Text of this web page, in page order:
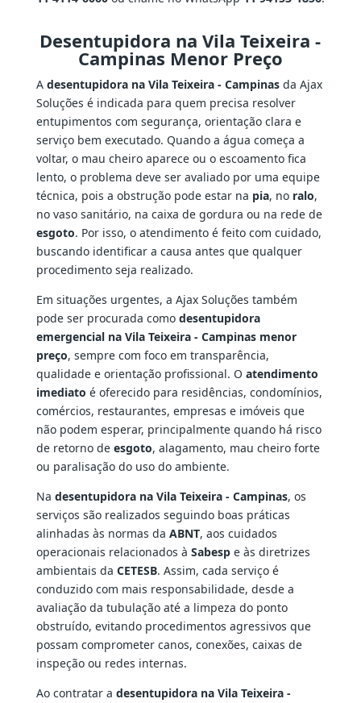
Desentupidora na Vila Teixeira -
Campinas Menor Preço
A desentupidora na Vila Teixeira - Campinasda Ajax
Soluções é indicada para quem precisa resolver
entupimentos com segurança, orientação clara e
serviço bem executado. Quando a água começa a
voltar, o mau cheiro aparece ou o escoamento fica
lento, o problema deve ser avaliado por uma equipe
técnica, pois a obstrução pode estar na pia, no ralo,
no vaso sanitário, na caixa de gordura ou na rede de
esgoto. Por isso, o atendimento é feito com cuidado,
buscando identificar a causa antes que qualquer
procedimento seja realizado.
Em situações urgentes, a Ajax Soluções também
pode ser procurada como desentupidora
emergencial na Vila Teixeira - Campinas menor
preço, sempre com foco em transparência,
qualidade e orientação profissional. O atendimento
imediato é oferecido para residências, condomínios,
comércios, restaurantes, empresas e imóveis que
não podem esperar, principalmente quando há risco
de retorno de esgoto, alagamento, mau cheiro forte
ou paralisação do uso do ambiente.
Na desentupidora na Vila Teixeira - Campinas, os
serviços são realizados seguindo boas práticas
alinhadas às normas da ABNT, aos cuidados
operacionais relacionados à Sabespe às diretrizes
ambientais da CETESB. Assim, cada serviço é
conduzido com mais responsabilidade, desde a
avaliação da tubulação até a limpeza do ponto
obstruído, evitando procedimentos agressivos que
possam comprometer canos, conexões, caixas de
inspeção ou redes internas.
Ao contratar a desentupidora na Vila Teixeira -